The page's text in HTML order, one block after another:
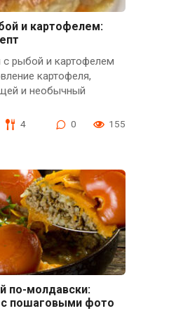
и картофелем:
с рыбой и картофелем
картофеля,
и необычный
4 0 155
по-молдавски:
пошаговыми фото